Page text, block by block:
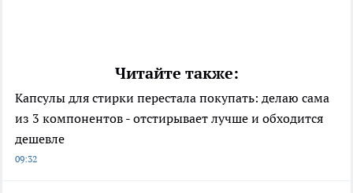
Читайте также:
Капсулы для стирки перестала покупать: делаю сама
из 3 компонентов - отстирывает лучше и обходится
дешевле
09:32